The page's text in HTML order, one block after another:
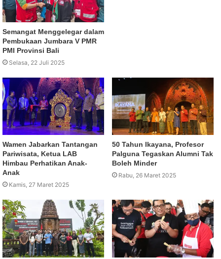
Semangat Menggelegar dalam
Pembukaan Jumbara V PMR
PMI Provinsi Bali
Selasa, 22 Juli 2025
Wamen Jabarkan Tantangan
Pariwisata, Ketua LAB
Himbau Perhatikan Anak-
Anak
Kamis, 27 Maret 2025
50 Tahun Ikayana, Profesor
Palguna Tegaskan Alumni Tak
Boleh Minder
Rabu, 26 Maret 2025